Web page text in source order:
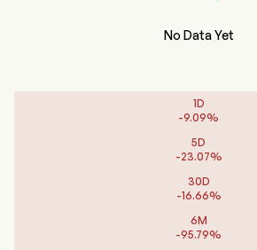
No Data Yet
1D
-9.09%
5D
-23.07%
30D
-16.66%
6M
-95.79%